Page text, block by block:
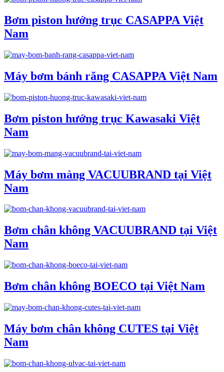
Bơm piston hướng trục CASAPPA Việt
Nam
Máy bơm bánh răng CASAPPA Việt Nam
Bơm piston hướng trục Kawasaki Việt
Nam
Máy bơm màng VACUUBRAND tại Việt
Nam
Bơm chân không VACUUBRAND tại Việt
Nam
Bơm chân không BOECO tại Việt Nam
Máy bơm chân không CUTES tại Việt
Nam